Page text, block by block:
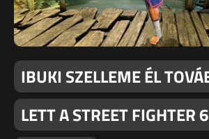
IBUKI SZELLEME ÉL
LETT A STREET FIGHTER